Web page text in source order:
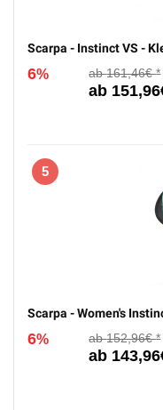
Scarpa - Instinct VS -
6% 161,46€
5
Scarpa - Women's
6% 152,96€